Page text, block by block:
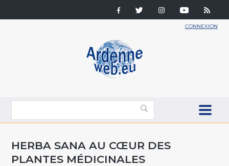
CONNEXION
HERBA SANA AU CŒUR DES
PLANTES MÉDICINALES